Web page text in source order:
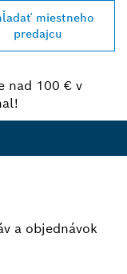
miestneho
predajcu
nad 100 € v
a objednávok